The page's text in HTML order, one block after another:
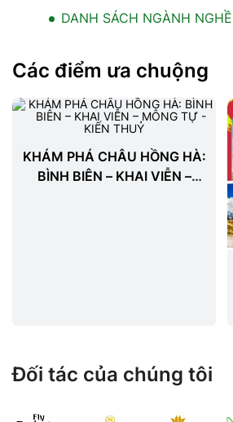
DANH SÁCH NGÀNH
Các điểm ưa chuộng
KHÁM PHÁ CHÂU HỒNG HÀ:
BÌNH BIÊN – KHAI VIỄN –
Đối tác của chúng tôi